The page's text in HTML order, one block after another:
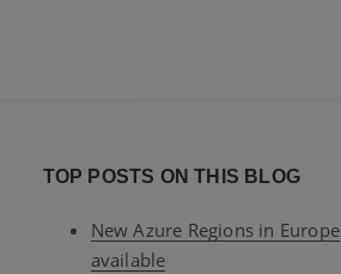
TOP POSTS ON THIS BLOG
New Azure Regions in Europe
available